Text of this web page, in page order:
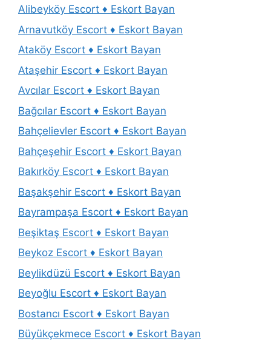
Alibeyköy Escort ♦️ Eskort Bayan
Arnavutköy Escort ♦️ Eskort Bayan
Ataköy Escort ♦️ Eskort Bayan
Ataşehir Escort ♦️ Eskort Bayan
Avcılar Escort ♦️ Eskort Bayan
Bağcılar Escort ♦️ Eskort Bayan
Bahçelievler Escort ♦️ Eskort Bayan
Bahçeşehir Escort ♦️ Eskort Bayan
Bakırköy Escort ♦️ Eskort Bayan
Başakşehir Escort ♦️ Eskort Bayan
Bayrampaşa Escort ♦️ Eskort Bayan
Beşiktaş Escort ♦️ Eskort Bayan
Beykoz Escort ♦️ Eskort Bayan
Beylikdüzü Escort ♦️ Eskort Bayan
Beyoğlu Escort ♦️ Eskort Bayan
Bostancı Escort ♦️ Eskort Bayan
Büyükçekmece Escort ♦️ Eskort Bayan